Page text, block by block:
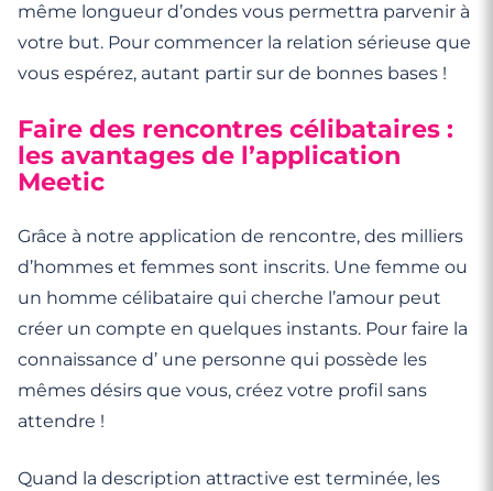
même longueur d’ondes vous permettra parvenir à
votre but. Pour commencer la relation sérieuse que
vous espérez, autant partir sur de bonnes bases !
Faire des rencontres célibataires :
les avantages de l’application
Meetic
Grâce à notre application de rencontre, des milliers
d’hommes et femmes sont inscrits. Une femme ou
un homme célibataire qui cherche l’amour peut
créer un compte en quelques instants. Pour faire la
connaissance d’ une personne qui possède les
mêmes désirs que vous, créez votre profil sans
attendre !
Quand la description attractive est terminée, les